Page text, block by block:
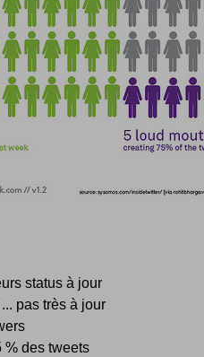
status à jour
pas très à jour
% des tweets